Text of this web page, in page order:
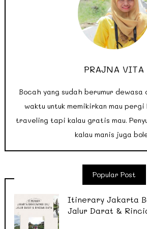
PRAJNA VITA
Bocah yang sudah berumur dewasa
waktu untuk memikirkan mau pergi
traveling tapi kalau gratis mau.
kalau manis juga
Popular Post
Itinerary Jakarta
Jalur Darat &